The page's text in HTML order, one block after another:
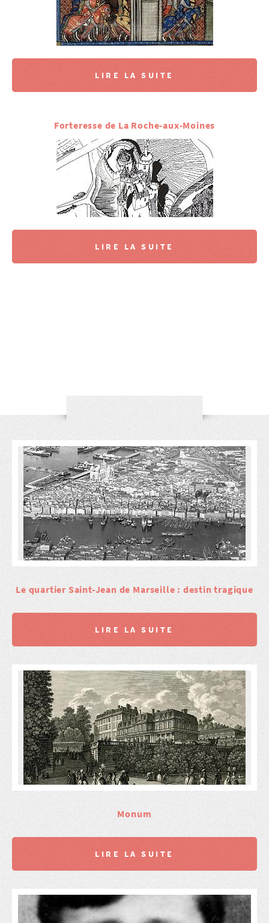
LIRE LA SUITE
Forteresse de La Roche-aux-Moines
LIRE LA SUITE
Le quartier Saint-Jean de Marseille : destin tragique
LIRE LA SUITE
Monum
LIRE LA SUITE